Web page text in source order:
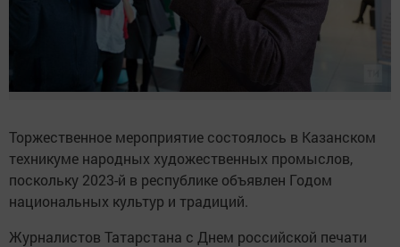
Торжественное мероприятие состоялось в Казанском
техникуме народных художественных промыслов,
поскольку 2023-й в республике объявлен Годом
национальных культур и традиций.
Журналистов Татарстана с Днем российской печати